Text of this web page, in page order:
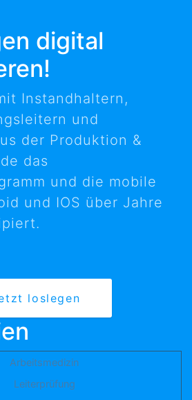
digital
Instandhaltern,
und
der Produktion &
das
und die mobile
und IOS über Jahre
loslegen
Arbeitsmedizin
Leiterprüfung